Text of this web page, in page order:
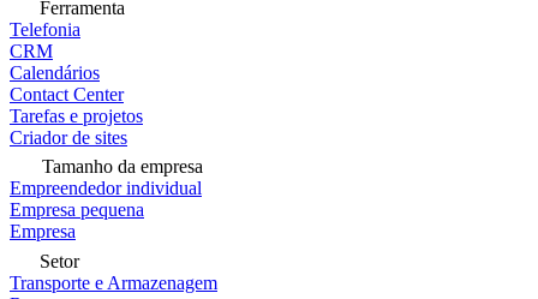
Ferramenta
Telefonia
CRM
Calendários
Contact Center
Tarefas e projetos
Criador de sites
Tamanho da empresa
Empreendedor individual
Empresa pequena
Empresa
Setor
Transporte e Armazenagem